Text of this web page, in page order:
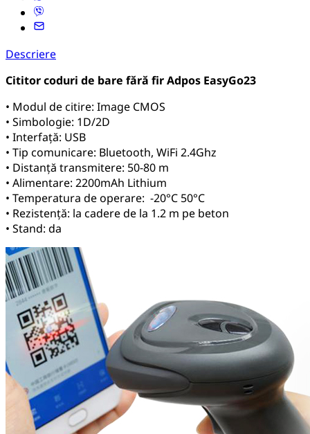
Descriere
Cititor coduri de bare fără fir Adpos EasyGo23
• Modul de citire: Image CMOS
• Simbologie: 1D/2D
• Interfață: USB
• Tip comunicare: Bluetooth, WiFi 2.4Ghz
• Distanță transmitere: 50-80 m
• Alimentare: 2200mAh Lithium
• Temperatura de operare: -20°C 50°C
• Rezistență: la cadere de la 1.2 m pe beton
• Stand: da